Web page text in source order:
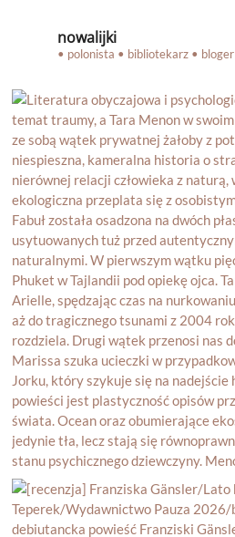
nowalijki
• polonista • bibliotekarz • bloger